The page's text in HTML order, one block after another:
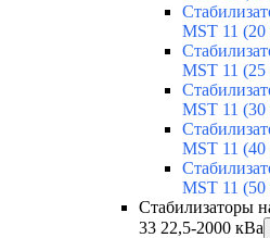
MST 11
MST 11
MST 11
MST 11
MST 11
Стабилизаторы
33 22,5-2000 кВа